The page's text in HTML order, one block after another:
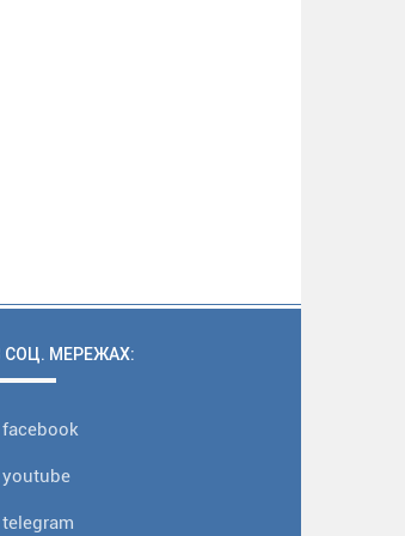
СОЦ. МЕРЕЖАХ:
facebook
youtube
telegram